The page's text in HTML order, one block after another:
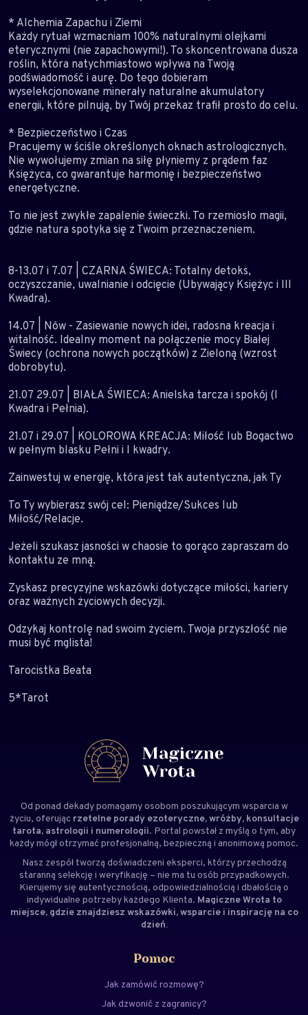
* Alchemia Zapachu i Ziemi
Każdy rytuał wzmacniam 100% naturalnymi olejkami
eterycznymi (nie zapachowymi!). To skoncentrowana dusza
roślin, która natychmiastowo wpływa na Twoją
podświadomość i aurę. Do tego dobieram
wyselekcjonowane minerały naturalne akumulatory
energii, które pilnują, by Twój przekaz trafił prosto do celu.
* Bezpieczeństwo i Czas
Pracujemy w ściśle określonych oknach astrologicznych.
Nie wywołujemy zmian na siłę płyniemy z prądem faz
Księżyca, co gwarantuje harmonię i bezpieczeństwo
energetyczne.
To nie jest zwykłe zapalenie świeczki. To rzemiosło magii,
gdzie natura spotyka się z Twoim przeznaczeniem.
8-13.07 i 7.07 | CZARNA ŚWIECA: Totalny detoks,
oczyszczanie, uwalnianie i odcięcie (Ubywający Księżyc i III
Kwadra).
14.07 | Nów - Zasiewanie nowych idei, radosna kreacja i
witalność. Idealny moment na połączenie mocy Białej
Świecy (ochrona nowych początków) z Zieloną (wzrost
dobrobytu).
21.07 29.07 | BIAŁA ŚWIECA: Anielska tarcza i spokój (I
Kwadra i Pełnia).
21.07 i 29.07 | KOLOROWA KREACJA: Miłość lub Bogactwo
w pełnym blasku Pełni i I kwadry.
Zainwestuj w energię, która jest tak autentyczna, jak Ty
To Ty wybierasz swój cel: Pieniądze/Sukces lub
Miłość/Relacje.
Jeżeli szukasz jasności w chaosie to gorąco zapraszam do
kontaktu ze mną.
Zyskasz precyzyjne wskazówki dotyczące miłości, kariery
oraz ważnych życiowych decyzji.
Odzykaj kontrolę nad swoim życiem. Twoja przyszłość nie
musi być mglista!
Tarocistka Beata
5*Tarot
Od ponad dekady pomagamy osobom poszukującym wsparcia w
życiu, oferując rzetelne porady ezoteryczne, wróżby, konsultacje
tarota, astrologii i numerologii. Portal powstał z myślą o tym, aby
każdy mógł otrzymać profesjonalną, bezpieczną i anonimową pomoc.
Nasz zespół tworzą doświadczeni eksperci, którzy przechodzą
staranną selekcję i weryfikację – nie ma tu osób przypadkowych.
Kierujemy się autentycznością, odpowiedzialnością i dbałością o
indywidualne potrzeby każdego Klienta. Magiczne Wrota to
miejsce, gdzie znajdziesz wskazówki, wsparcie i inspirację na co
dzień.
Pomoc
Jak zamówić rozmowę?
Jak dzwonić z zagranicy?